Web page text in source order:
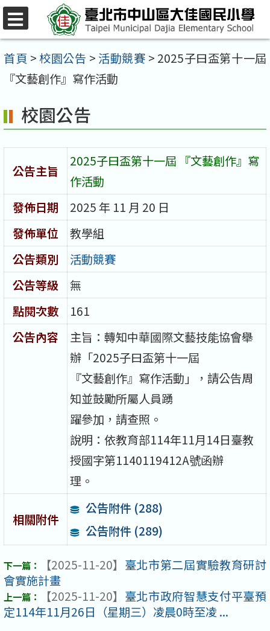
跳
至
主
要
容
區
首頁 >校園公告 > 活動競賽 > 2025子曰盃第十一屆
『文藝創作』寫作活動
校園公告
公告主旨
2025子曰盃第十一屆 『文藝創作』寫
作活動
發佈日期
2025 年 11 月 20 日
發佈單位
教學組
公告類別
活動競賽
公告等級
無
點閱次數
161
公告內容
主旨：轉知中華國際文藝技能協會舉
辦「2025子曰盃第十一屆
『文藝創作』寫作活動」，請公告周
知並鼓勵所屬人員踴
躍參加，請查照。
說明：依教育部114年11月14日臺教
授國字第1140119412A號函辦
理。
相關附件
公告附件 (288)
公告附件 (289)
【2025-11-20】 臺北市第二屆實驗教育研討
會實施計畫
【2025-11-20】 臺北市政府智慧支付平臺預
定114年11月26日（星期三）凌晨0時至凌 ...
選
單